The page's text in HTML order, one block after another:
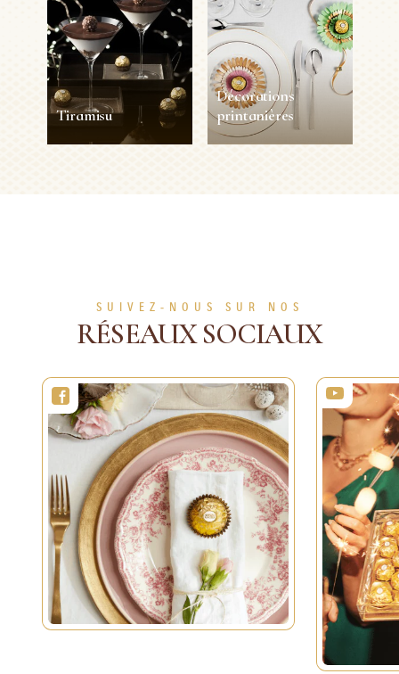
1h30min personnes Difficile
EN SAVOIR PLUS
50min personnes Moyen
EN SAVOIR PLUS
Tiramisu
Décorations
printanières
SUIVEZ-NOUS SUR NOS
RÉSEAUX SOCIAUX